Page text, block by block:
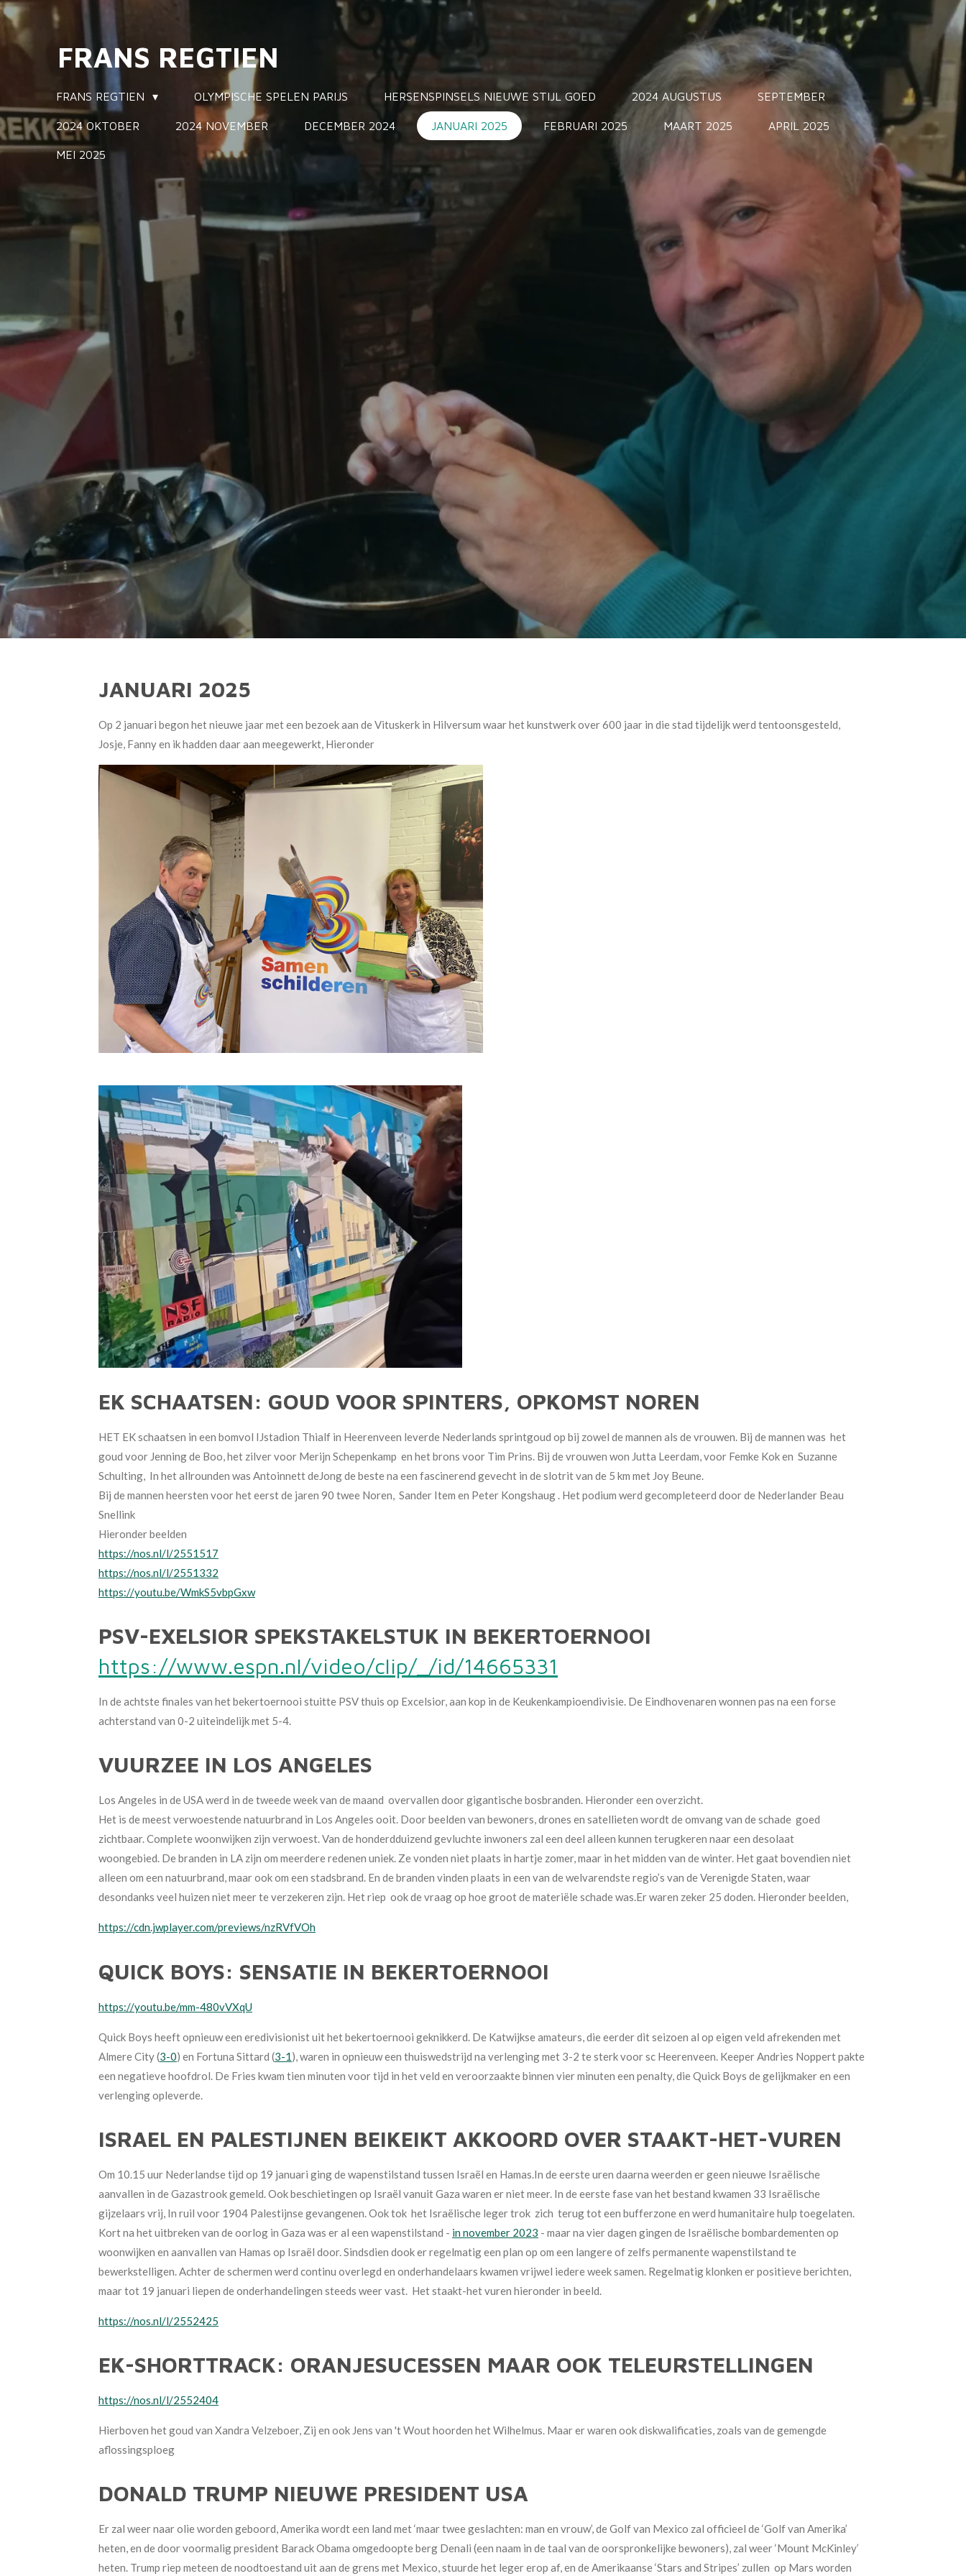
Ga
naar
hoofdinhoud
FRANS REGTIEN
FRANS REGTIEN OLYMPISCHE SPELEN PARIJS HERSENSPINSELS NIEUWE STIJL GOED 2024 AUGUSTUS SEPTEMBER
2024 OKTOBER 2024 NOVEMBER DECEMBER 2024 JANUARI 2025 FEBRUARI 2025 MAART 2025 APRIL 2025
MEI 2025
JANUARI 2025
Op 2 januari begon het nieuwe jaar met een bezoek aan de Vituskerk in Hilversum waar het kunstwerk over 600 jaar in die stad tijdelijk werd tentoonsgesteld,
Josje, Fanny en ik hadden daar aan meegewerkt, Hieronder
EK SCHAATSEN: GOUD VOOR SPINTERS, OPKOMST NOREN
HET EK schaatsen in een bomvol IJstadion Thialf in Heerenveen leverde Nederlands sprintgoud op bij zowel de mannen als de vrouwen. Bij de mannen was het
goud voor Jenning de Boo, het zilver voor Merijn Schepenkamp en het brons voor Tim Prins. Bij de vrouwen won Jutta Leerdam, voor Femke Kok en Suzanne
Schulting, In het allrounden was Antoinnett deJong de beste na een fascinerend gevecht in de slotrit van de 5 km met Joy Beune.
Bij de mannen heersten voor het eerst de jaren 90 twee Noren, Sander Item en Peter Kongshaug . Het podium werd gecompleteerd door de Nederlander Beau
Snellink
Hieronder beelden
https://nos.nl/l/2551517
https://nos.nl/l/2551332
https://youtu.be/WmkS5vbpGxw
PSV-EXELSIOR SPEKSTAKELSTUK IN BEKERTOERNOOI
https://www.espn.nl/video/clip/_/id/14665331
In de achtste finales van het bekertoernooi stuitte PSV thuis op Excelsior, aan kop in de Keukenkampioendivisie. De Eindhovenaren wonnen pas na een forse
achterstand van 0-2 uiteindelijk met 5-4.
VUURZEE IN LOS ANGELES
Los Angeles in de USA werd in de tweede week van de maand overvallen door gigantische bosbranden. Hieronder een overzicht.
Het is de meest verwoestende natuurbrand in Los Angeles ooit. Door beelden van bewoners, drones en satellieten wordt de omvang van de schade goed
zichtbaar. Complete woonwijken zijn verwoest. Van de honderdduizend gevluchte inwoners zal een deel alleen kunnen terugkeren naar een desolaat
woongebied. De branden in LA zijn om meerdere redenen uniek. Ze vonden niet plaats in hartje zomer, maar in het midden van de winter. Het gaat bovendien niet
alleen om een natuurbrand, maar ook om een stadsbrand. En de branden vinden plaats in een van de welvarendste regio’s van de Verenigde Staten, waar
desondanks veel huizen niet meer te verzekeren zijn. Het riep ook de vraag op hoe groot de materiële schade was.Er waren zeker 25 doden. Hieronder beelden,
https://cdn.jwplayer.com/previews/nzRVfVOh
QUICK BOYS: SENSATIE IN BEKERTOERNOOI
https://youtu.be/mm-480vVXqU
Quick Boys heeft opnieuw een eredivisionist uit het bekertoernooi geknikkerd. De Katwijkse amateurs, die eerder dit seizoen al op eigen veld afrekenden met
Almere City (3-0) en Fortuna Sittard (3-1), waren in opnieuw een thuiswedstrijd na verlenging met 3-2 te sterk voor sc Heerenveen. Keeper Andries Noppert pakte
een negatieve hoofdrol. De Fries kwam tien minuten voor tijd in het veld en veroorzaakte binnen vier minuten een penalty, die Quick Boys de gelijkmaker en een
verlenging opleverde.
ISRAEL EN PALESTIJNEN BEIKEIKT AKKOORD OVER STAAKT-HET-VUREN
Om 10.15 uur Nederlandse tijd op 19 januari ging dewapenstilstand tussen Israël en Hamas.In de eerste uren daarna weerden ergeen nieuwe Israëlische
aanvallen in deGazastrook gemeld. Ook beschietingen op Israël vanuit Gaza waren er niet meer. In de eerste fase van het bestand kwamen 33 Israëlische
gijzelaars vrij, In ruil voor 1904 Palestijnse gevangenen. Ooktok het Israëlische leger trok zich terugtot een bufferzone en werd humanitairehulp toegelaten.
Kort na het uitbreken van de oorlog in Gaza was er al een wapenstilstand - in november 2023 - maar na vier dagen gingen de Israëlischebombardementen op
woonwijken en aanvallen van Hamas op Israël door. Sindsdien dook er regelmatig een plan op om een langere of zelfs permanente wapenstilstand te
bewerkstelligen. Achter de schermen werd continu overlegd en onderhandelaars kwamen vrijwel iedere week samen. Regelmatig klonken er positieve berichten,
maar tot 19 januari liepen de onderhandelingen steeds weer vast. Het staakt-het vuren hieronder in beeld.
https://nos.nl/l/2552425
EK-SHORTTRACK: ORANJESUCESSEN MAAR OOK TELEURSTELLINGEN
https://nos.nl/l/2552404
Hierboven het goud van Xandra Velzeboer, Zij en ook Jens van 't Wout hoorden het Wilhelmus. Maar er waren ook diskwalificaties, zoals van de gemengde
aflossingsploeg
DONALD TRUMP NIEUWE PRESIDENT USA
Er zal weer naar olie worden geboord, Amerika wordt een land met ‘maar twee geslachten: man en vrouw’, de Golf van Mexico zal officieel de ‘Golf van Amerika’
heten, en de door voormalig president Barack Obama omgedoopte berg Denali (een naam in de taal van de oorspronkelijke bewoners), zal weer ‘Mount McKinley’
heten. Trump riep meteen de noodtoestand uit aan de grens met Mexico, stuurde het leger erop af, en de Amerikaanse ‘Stars and Stripes’ zullen op Mars worden